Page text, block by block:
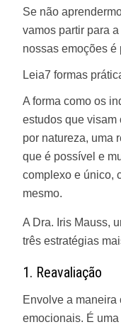
Se não
vamos partir para
nossas emoções é
Leia7 formas
A forma como os
estudos que visam
por natureza, uma
que é possível e
complexo e único,
mesmo.
A Dra. Iris Mauss,
três estratégias
1. Reavaliação
Envolve a maneira
emocionais. É